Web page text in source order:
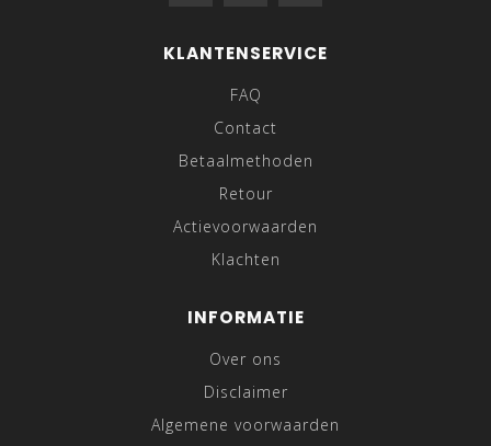
KLANTENSERVICE
FAQ
Contact
Betaalmethoden
Retour
Actievoorwaarden
Klachten
INFORMATIE
Over ons
Disclaimer
Algemene voorwaarden